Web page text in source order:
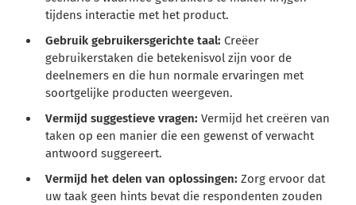
tijdens interactie met het product.
Gebruik gebruikersgerichte taal:Creëer
gebruikerstaken die betekenisvol zijn voor de
deelnemers en die hun normale ervaringen met
soortgelijke producten weergeven.
Vermijd suggestieve vragen: Vermijd het creëren van
taken op een manier die een gewenst of verwacht
antwoord suggereert.
Vermijd het delen van oplossingen: Zorg ervoor dat
uw taak geen hints bevat die respondenten zouden